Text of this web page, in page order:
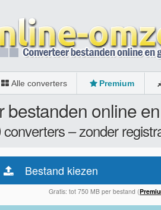
Alle converters Premium
bestanden online
– zonder
Bestand kiezen
Gratis: tot 750 MB per bestand (